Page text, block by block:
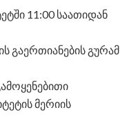
11:00 საათიდან
გაერთიანების გურამ
მერიის